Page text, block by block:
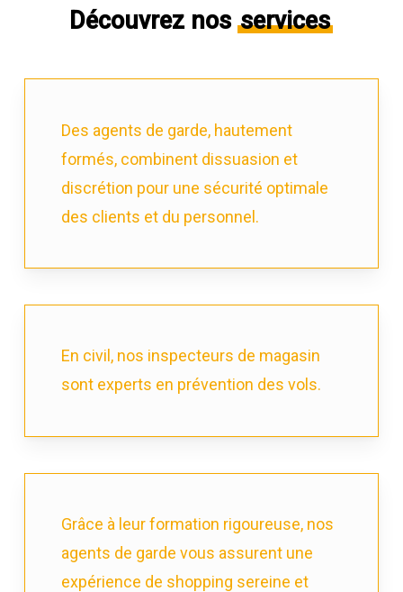
Découvrez nosservices
Des agents de garde, hautement
formés, combinent dissuasion et
discrétion pour une sécurité optimale
des clients et du personnel.
En civil, nos inspecteurs de magasin
sont experts en prévention des vols.
Grâce à leur formation rigoureuse, nos
agents de garde vous assurent une
expérience de shopping sereine et